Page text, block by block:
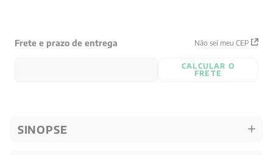
Frete e prazo de entrega Não sei meu CEP
CALCULAR O
FRETE
SINOPSE